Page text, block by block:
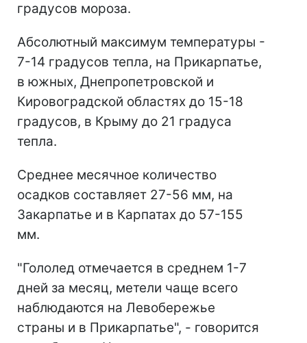
градусов мороза.
Абсолютный максимум температуры -
7-14 градусов тепла, на Прикарпатье,
в южных, Днепропетровской и
Кировоградской областях до 15-18
градусов, в Крыму до 21 градуса
тепла.
Среднее месячное количество
осадков составляет 27-56 мм, на
Закарпатье и в Карпатах до 57-155
мм.
"Гололед отмечается в среднем 1-7
дней за месяц, метели чаще всего
наблюдаются на Левобережье
страны и в Прикарпатье", - говорится